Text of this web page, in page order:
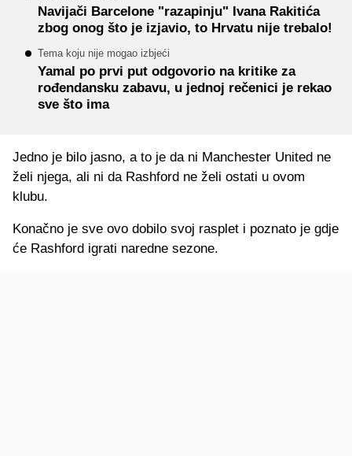
Navijači Barcelone "razapinju" Ivana Rakitića
zbog onog što je izjavio, to Hrvatu nije trebalo!
Tema koju nije mogao izbjeći
Yamal po prvi put odgovorio na kritike za
rođendansku zabavu, u jednoj rečenici je rekao
sve što ima
Jedno je bilo jasno, a to je da ni Manchester United ne
želi njega, ali ni da Rashford ne želi ostati u ovom
klubu.
Konačno je sve ovo dobilo svoj rasplet i poznato je gdje
će Rashford igrati naredne sezone.